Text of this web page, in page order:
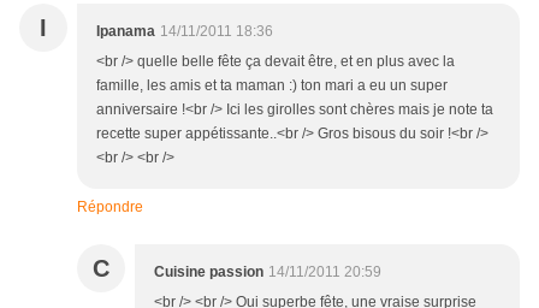
I Ipanama 14/11/2011 18:36
<br /> quelle belle fête ça devait être, et en plus avec la
famille, les amis et ta maman :) ton mari a eu un super
anniversaire !<br /> Ici les girolles sont chères mais je note ta
recette super appétissante..<br /> Gros bisous du soir !<br />
<br /> <br />
Répondre
C Cuisine passion 14/11/2011 20:59
<br /> <br /> Oui superbe fête, une vraise surprise